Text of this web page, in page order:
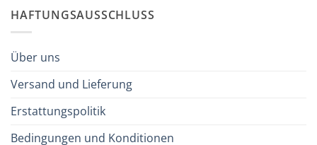
HAFTUNGSAUSSCHLUSS
Über uns
Versand und Lieferung
Erstattungspolitik
Bedingungen und Konditionen